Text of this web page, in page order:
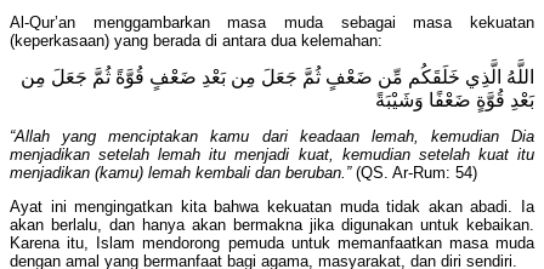
Al-Qur’an menggambarkan masa muda sebagai masa kekuatan
(keperkasaan) yang berada di antara dua kelemahan:
اللَّهُ الَّذِي خَلَقَكُم مِّن ضَعْفٍ ثُمَّ جَعَلَ مِن بَعْدِ ضَعْفٍ قُوَّةً ثُمَّ جَعَلَ مِن
بَعْدِ قُوَّةٍ ضَعْفًا وَشَيْبَةً
“Allah yang menciptakan kamu dari keadaan lemah, kemudian Dia
menjadikan setelah lemah itu menjadi kuat, kemudian setelah kuat itu
menjadikan (kamu) lemah kembali dan beruban.”(QS. Ar-Rum: 54)
Ayat ini mengingatkan kita bahwa kekuatan muda tidak akan abadi. Ia
akan berlalu, dan hanya akan bermakna jika digunakan untuk kebaikan.
Karena itu, Islam mendorong pemuda untuk memanfaatkan masa muda
dengan amal yang bermanfaat bagi agama, masyarakat, dan diri sendiri.